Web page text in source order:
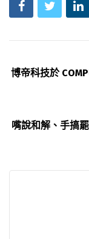
博帝科技於
嘴說和解、手搞